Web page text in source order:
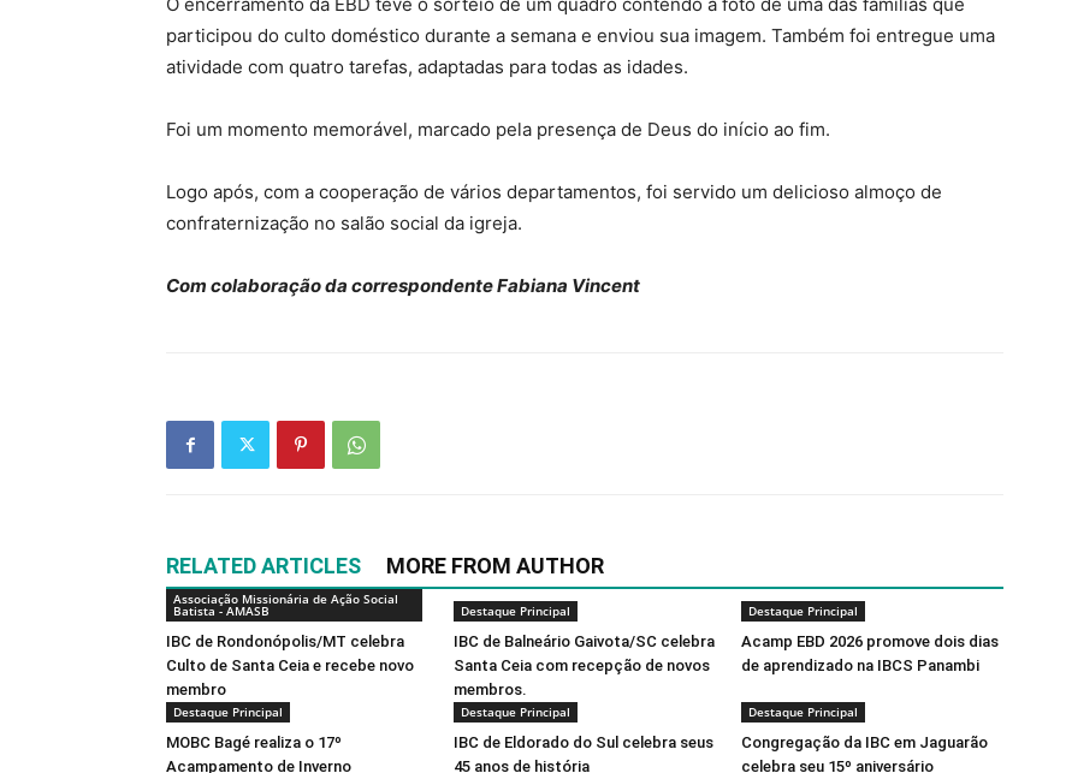
participou do culto doméstico durante a semana e enviou sua imagem. Também foi entregue uma
atividade com quatro tarefas, adaptadas para todas as idades.
Foi um momento memorável, marcado pela presença de Deus do início ao fim.
Logo após, com a cooperação de vários departamentos, foi servido um delicioso almoço de
confraternização no salão social da igreja.
Com colaboração da correspondente Fabiana Vincent
RELATED ARTICLES MORE FROM AUTHOR
Associação Missionária de Ação Social
Batista - AMASB
IBC de Rondonópolis/MT celebra
Culto de Santa Ceia e recebe novo
membro
Destaque Principal
IBC de Balneário Gaivota/SC celebra
Santa Ceia com recepção de novos
membros.
Destaque Principal
Acamp EBD 2026 promove dois dias
de aprendizado na IBCS Panambi
Destaque Principal
MOBC Bagé realiza o 17º
Acampamento de Inverno
Destaque Principal
IBC de Eldorado do Sul celebra seus
45 anos de história
Destaque Principal
Congregação da IBC em Jaguarão
celebra seu 15º aniversário